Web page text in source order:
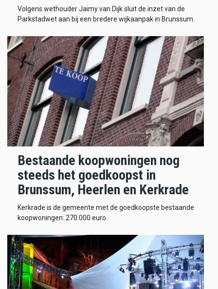
Volgens wethouder Jaimy van Dijk sluit de inzet van de
Parkstadwet aan bij een bredere wijkaanpak in Brunssum.
Bestaande koopwoningen nog
steeds het goedkoopst in
Brunssum, Heerlen en Kerkrade
Kerkrade is de gemeente met de goedkoopste bestaande
koopwoningen: 270.000 euro.